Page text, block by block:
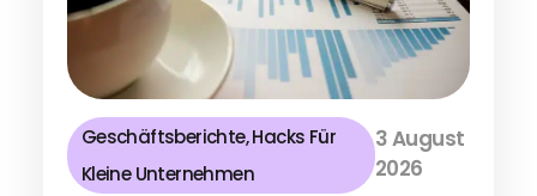
Geschäftsberichte,Hacks Für
Kleine Unternehmen
3 August
2026